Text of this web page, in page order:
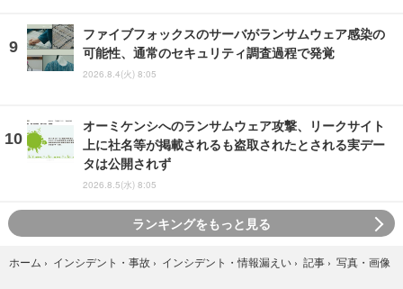
ファイブフォックスのサーバがランサムウェア感染の
可能性、通常のセキュリティ調査過程で発覚
2026.8.4(火) 8:05
オーミケンシへのランサムウェア攻撃、リークサイト
上に社名等が掲載されるも盗取されたとされる実デー
タは公開されず
2026.8.5(水) 8:05
ランキングをもっと見る
ホーム › インシデント・事故 › インシデント・情報漏えい › 記事 › 写真・画像